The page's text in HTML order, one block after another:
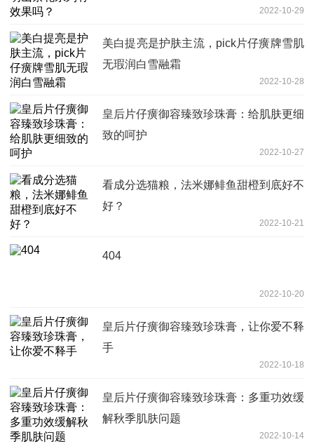
2022-10-29
美白提亮是护肤主流，pick片仔癀牌雪肌
无瑕润白雪融霜
2022-10-28
皇后片仔癀御容臻致珍珠膏：给肌肤更细
致的呵护
2022-10-27
看成分选猫粮，法米娜鲱鱼甜橙到底好不
好？
2022-10-21
404
2022-10-20
皇后片仔癀御容臻致珍珠膏，让你爱不释
手
2022-10-18
皇后片仔癀御容臻致珍珠膏：多重功效缓
解秋季肌肤问题
2022-10-14